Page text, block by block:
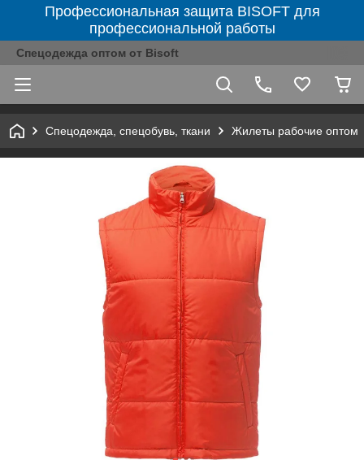
Профессиональная защита BISOFT для
профессиональной работы
Спецодежда оптом от Bisoft
Спецодежда, спецобувь, ткани Жилеты рабочие оптом